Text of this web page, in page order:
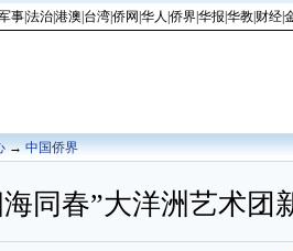
事|法治|港澳 台湾|侨网 华人 侨界|华报 华教| 财经|
→中国侨界
同春”大洋洲艺术团